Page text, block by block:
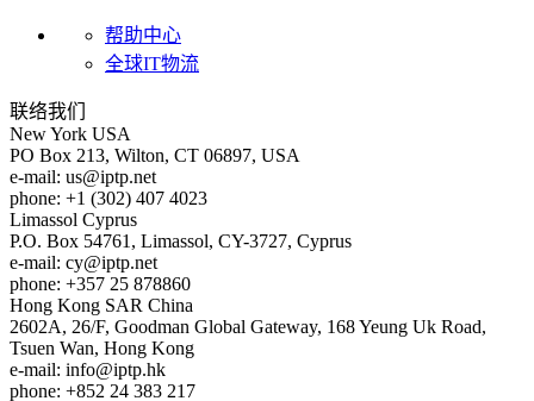
帮助中心
全球IT物流
联络我们
New York USA
PO Box 213, Wilton, CT 06897, USA
e-mail: us
iptp.net
phone: +1 (302) 407 4023
Limassol Cyprus
P.O. Box 54761, Limassol, CY-3727, Cyprus
e-mail: cy
iptp.net
phone: +357 25 878860
Hong Kong SAR China
2602A, 26/F, Goodman Global Gateway, 168 Yeung Uk Road,
Tsuen Wan, Hong Kong
e-mail: info
iptp.hk
phone: +852 24 383 217